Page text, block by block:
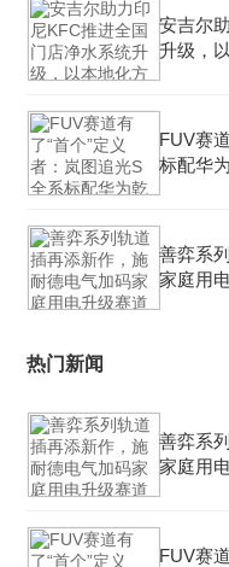
安吉尔
升级，
FUV赛
标配华
善弈系
家庭用
热门新闻
善弈系
家庭用
FUV赛